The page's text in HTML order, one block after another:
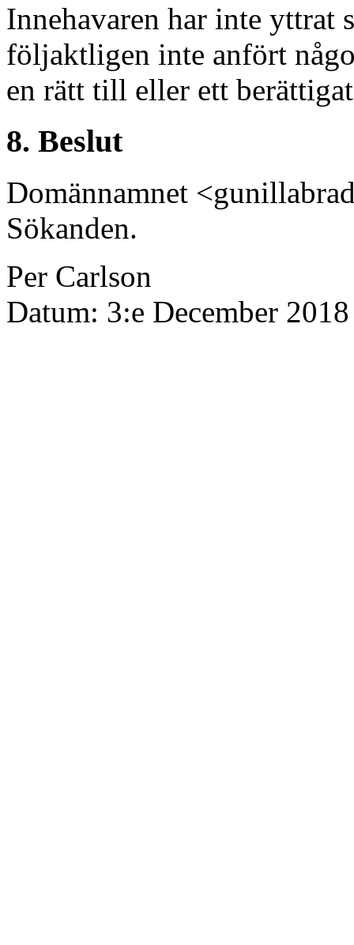
Innehavaren har inte yttrat
följaktligen inte anfört
en rätt till eller ett
8. Beslut
Domännamnet
Sökanden.
Per Carlson
Datum: 3:e December 2018